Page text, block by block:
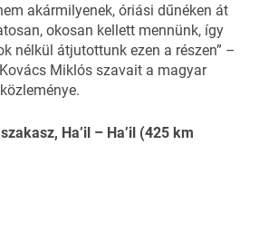
akármilyenek, óriási dűnéken át
okosan kellett mennünk, így
nélkül átjutottunk ezen a részen” –
Miklós szavait a magyar
Ha’il – Ha’il (425 km